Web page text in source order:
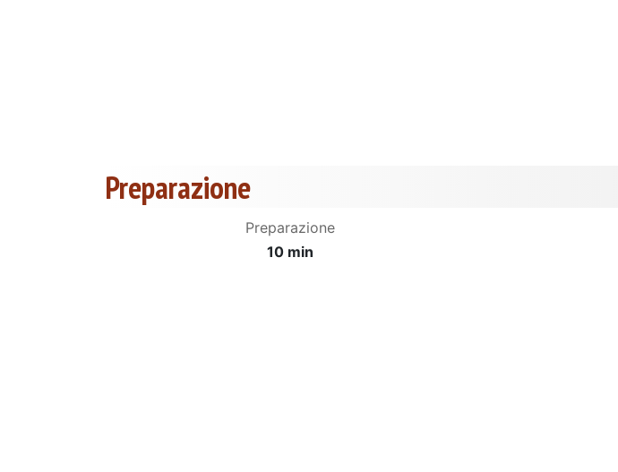
Preparazione
Preparazione
10 min